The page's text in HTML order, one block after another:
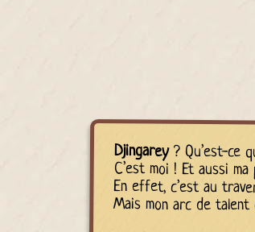
Djingarey? Qu’est-ce
C’est moi ! Et aussi
En effet, c’est au
Mais mon arc de